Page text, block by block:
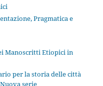
Pragmatica e
Manoscritti Etiopici in
per la storia delle città
serie